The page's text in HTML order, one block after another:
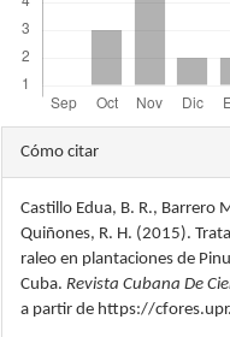
Detalles
del
artículo
Cómo citar
Castillo Edua, B. R., Barrero
Quiñones, R. H. (2015).
raleo en plantaciones de
Cuba.Revista Cubana De
a partir de https://